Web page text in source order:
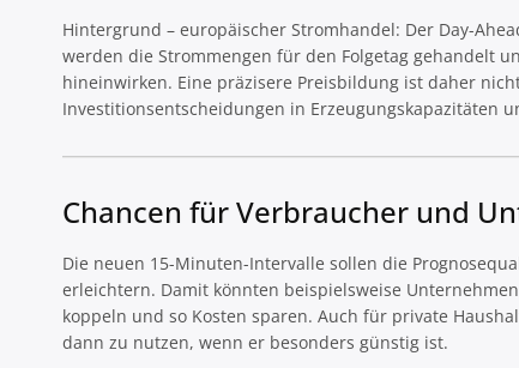
Hintergrund – europäischer Stromhandel: Der Day-
werden die Strommengen für den Folgetag gehandelt
hineinwirken. Eine präzisere Preisbildung ist daher
Investitionsentscheidungen in Erzeugungskapazitäten
Chancen für Verbraucher und
Die neuen 15-Minuten-Intervalle sollen die
erleichtern. Damit könnten beispielsweise
koppeln und so Kosten sparen. Auch für private
dann zu nutzen, wenn er besonders günstig ist.